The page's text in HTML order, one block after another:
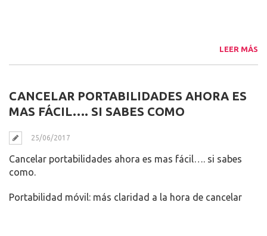
LEER MÁS
CANCELAR PORTABILIDADES AHORA ES
MAS FÁCIL…. SI SABES COMO
25/06/2017
Cancelar portabilidades ahora es mas fácil…. si sabes
como.
Portabilidad móvil: más claridad a la hora de cancelar